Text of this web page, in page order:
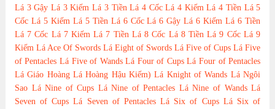
Lá 3 Gậy Lá 3 Kiếm Lá 3 Tiền Lá 4 Cốc Lá 4 Kiếm Lá 4 Tiền Lá 5
Cốc Lá 5 Kiếm Lá 5 Tiền Lá 6 Cốc Lá 6 Gậy Lá 6 Kiếm Lá 6 Tiền
Lá 7 Cốc Lá 7 Kiếm Lá 7 Tiền Lá 8 Cốc Lá 8 Tiền Lá 9 Cốc Lá 9
Kiếm Lá Ace Of Swords Lá Eight of Swords Lá Five of Cups Lá Five
of Pentacles Lá Five of Wands Lá Four of Cups Lá Four of Pentacles
Lá Giáo Hoàng Lá Hoàng Hậu Kiếm) Lá Knight of Wands Lá Ngôi
Sao Lá Nine of Cups Lá Nine of Pentacles Lá Nine of Wands Lá
Seven of Cups Lá Seven of Pentacles Lá Six of Cups Lá Six of